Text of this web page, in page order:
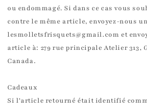
ou endommagé. Si dans ce cas vous
contre le même article, envoyez-nous
lesmolletsfrisquets@gmail.com et
article à: 279 rue principale Atelier 313,
Canada.
Cadeaux
Si l’article retourné était identifié